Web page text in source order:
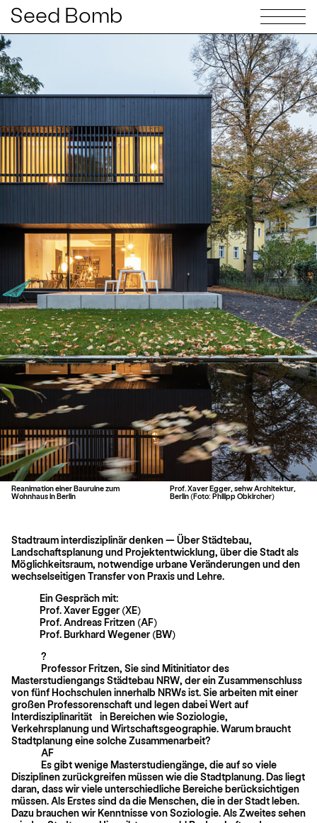
Seed Bomb
Reanimation einer Bauruine zum
Wohnhaus in Berlin
Prof. Xaver Egger, sehw Architektur,
Berlin (Foto: Philipp Obkircher)
Stadtraum interdisziplinär denken — Über Städtebau,
Landschaftsplanung und Projekt­entwicklung, über die Stadt als
Möglichkeitsraum, notwendige urbane Veränderungen und den
wechselseitigen Transfer von Praxis und Lehre.
Ein Gespräch mit:
Prof. Xaver Egger (XE)
Prof. Andreas Fritzen (AF)
Prof. Burkhard Wegener (BW)
?
Professor Fritzen, Sie sind Mitinitiator des
Masterstudiengangs Städtebau NRW, der ein Zusammenschluss
von fünf Hochschulen innerhalb NRWs ist. Sie arbeiten mit einer
großen Professorenschaft und legen dabei Wert auf
Interdisziplinarität in Bereichen wie Soziologie,
Verkehrsplanung und Wirtschaftsgeographie. Warum braucht
Stadtplanung eine solche Zusammenarbeit?
AF
Es gibt wenige Masterstudiengänge, die auf so viele
Disziplinen zurückgreifen müssen wie die Stadtplanung. Das liegt
daran, dass wir viele unterschiedliche Bereiche berücksichtigen
müssen. Als Erstes sind da die Menschen, die in der Stadt leben.
Dazu brauchen wir Kenntnisse von Soziologie. Als Zweites sehen